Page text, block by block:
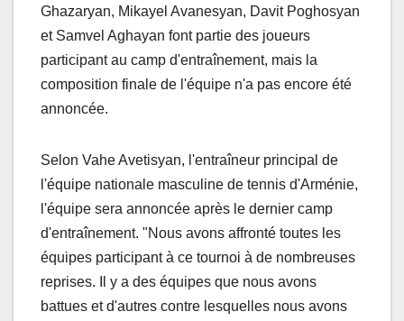
Ghazaryan, Mikayel Avanesyan, Davit Poghosyan
et Samvel Aghayan font partie des joueurs
participant au camp d'entraînement, mais la
composition finale de l'équipe n'a pas encore été
annoncée.
Selon Vahe Avetisyan, l'entraîneur principal de
l'équipe nationale masculine de tennis d'Arménie,
l'équipe sera annoncée après le dernier camp
d'entraînement. "Nous avons affronté toutes les
équipes participant à ce tournoi à de nombreuses
reprises. Il y a des équipes que nous avons
battues et d'autres contre lesquelles nous avons